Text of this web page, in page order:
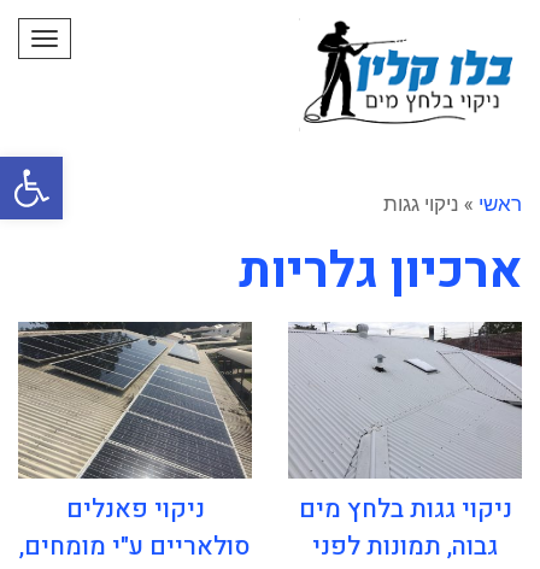
פתח
ראשי » ניקוי גגות
ארכיון גלריות
ניקוי גגות בלחץ מים
גבוה, תמונות לפני
ניקוי פאנלים
סולאריים ע"י מומחים,